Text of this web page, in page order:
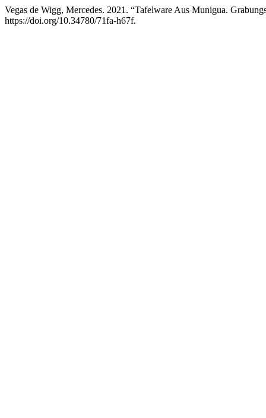
Vegas de Wigg, Mercedes. 2021. “Tafelware Aus Munigua.
https://doi.org/10.34780/71fa-h67f.